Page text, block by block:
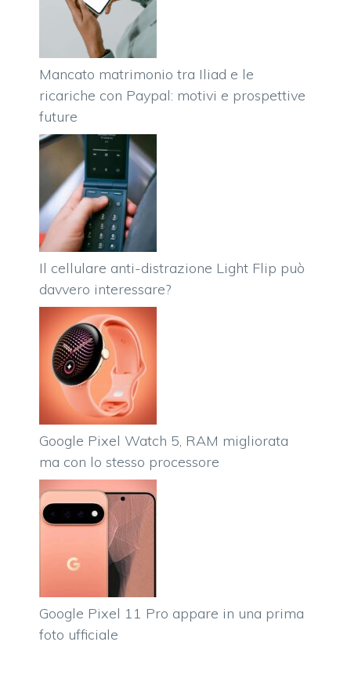
Mancato matrimonio tra Iliad e le
ricariche con Paypal: motivi e prospettive
future
Il cellulare anti-distrazione Light Flip può
davvero interessare?
Google Pixel Watch 5, RAM migliorata
ma con lo stesso processore
Google Pixel 11 Pro appare in una prima
foto ufficiale